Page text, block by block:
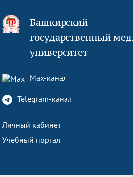
Башкирский
государственный
университет
Max-канал
Telegram-канал
Личный кабинет
Учебный портал